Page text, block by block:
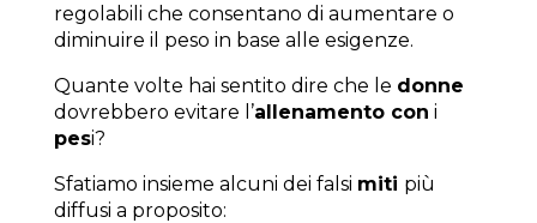
regolabili che consentano di aumentare o
diminuire il peso in base alle esigenze.
Quante volte hai sentito dire che le donne
dovrebbero evitare l’allenamento con i
pesi?
Sfatiamo insieme alcuni dei falsi miti più
diffusi a proposito: